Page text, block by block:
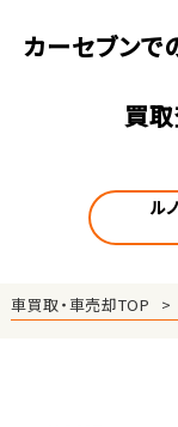
カーセブン
買
ル
車買取・車売却TOP